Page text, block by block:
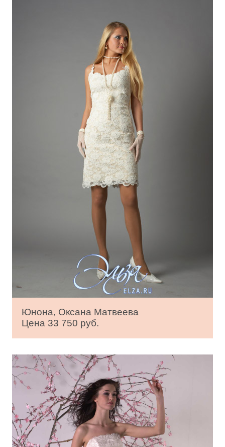
Юнона, Оксана Матвеева
Цена 33 750 руб.